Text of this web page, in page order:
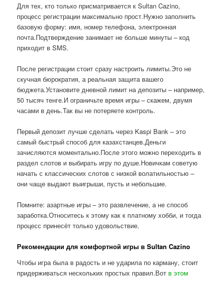
Для тех, кто только присматривается к Sultan Cazino,
процесс регистрации максимально прост.Нужно заполнить
базовую форму: имя, номер телефона, электронная
почта.Подтверждение занимает не больше минуты – код
приходит в SMS.
После регистрации стоит сразу настроить лимиты.Это не
скучная бюрократия, а реальная защита вашего
бюджета.Установите дневной лимит на депозиты – например,
50 тысяч тенге.И ограничьте время игры – скажем, двумя
часами в день.Так вы не потеряете контроль.
Первый депозит лучше сделать через Kaspi Bank – это
самый быстрый способ для казахстанцев.Деньги
зачисляются моментально.После этого можно переходить в
раздел слотов и выбирать игру по душе.Новичкам советую
начать с классических слотов с низкой волатильностью –
они чаще выдают выигрыши, пусть и небольшие.
Помните: азартные игры – это развлечение, а не способ
заработка.Относитесь к этому как к платному хобби, и тогда
процесс принесёт только удовольствие.
Рекомендации для комфортной игры в Sultan Cazino
Чтобы игра была в радость и не ударила по карману, стоит
придерживаться нескольких простых правил.Вотв этом